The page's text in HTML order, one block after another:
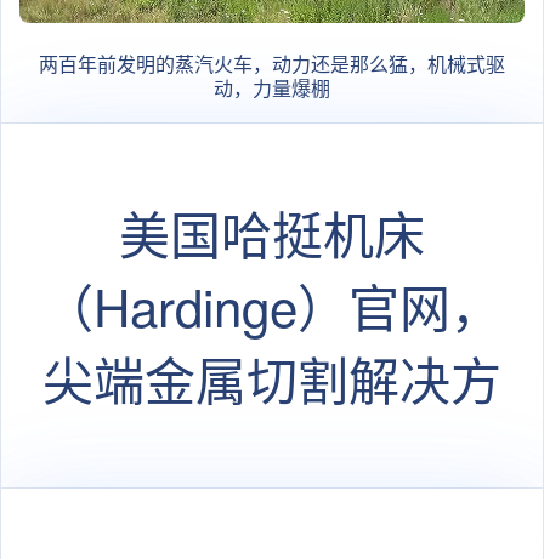
两百年前发明的蒸汽火车，动力还是那么猛，机械式驱
动，力量爆棚
美国哈挺机床
（Hardinge）官网，
尖端金属切割解决方